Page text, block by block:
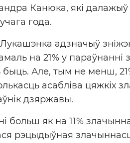
Канюка, які
года.
адзначыў
на 21% у параўнанні
Але, тым не менш,
асабліва цяжкіх
дзяржавы.
больш як на 11%
рэцыдыўная